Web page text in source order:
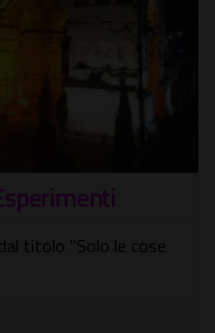
titolo "Solo le cose